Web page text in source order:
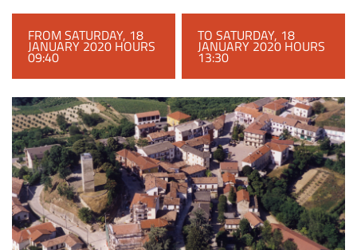
FROM SATURDAY, 18
JANUARY 2020 HOURS
09:40
TO SATURDAY, 18
JANUARY 2020 HOURS
13:30